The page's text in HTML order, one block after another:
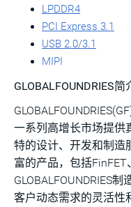
LPDDR4
PCI Express 3.1
USB 2.0/3.1
MIPI
GLOBALFOUNDRIES简
一系列高增长市场提供
特的设计、开发和制造
富的产品，包括FinFET
GLOBALFOUNDRIES
客户动态需求的灵活性